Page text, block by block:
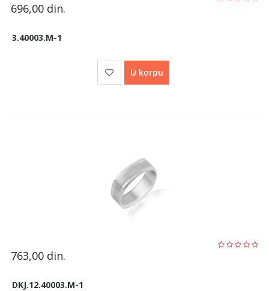
696,00 din.
3.40003.M-1
U korpu
763,00 din.
DKJ.12.40003.M-1